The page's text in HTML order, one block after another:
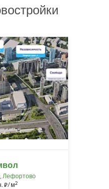
, Лефортово
⃏/ м2